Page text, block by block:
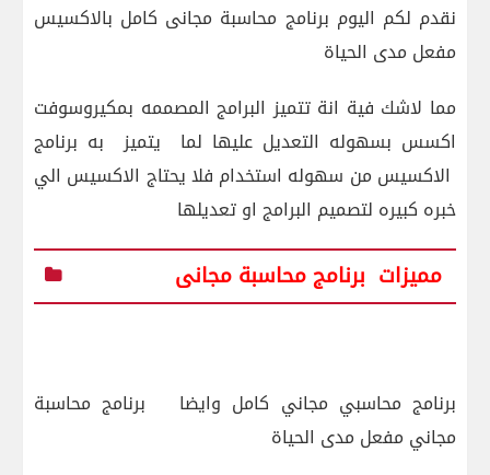
نقدم لكم اليوم برنامج محاسبة مجانى كامل بالاكسيس
مفعل مدى الحياة
مما لاشك فية انةتتميز البرامج المصممه بمكيروسوفت
اكسس بسهوله التعديل عليها لما
يتميز به برنامج
الاكسيس من سهوله استخدام فلا يحتاج الاكسيس الي
خبره كبيره لتصميم البرامج او تعديلها
مميزات برنامج محاسبة مجانى
برنامج محاسبي مجاني كامل وايضا برنامج محاسبة
مجاني مفعل مدى الحياة